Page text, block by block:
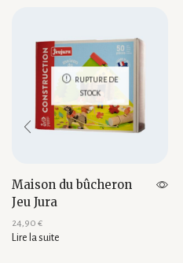
RUPTURE DE
STOCK
Maison du bûcheron
Jeu Jura
24,90 €
Lire la suite